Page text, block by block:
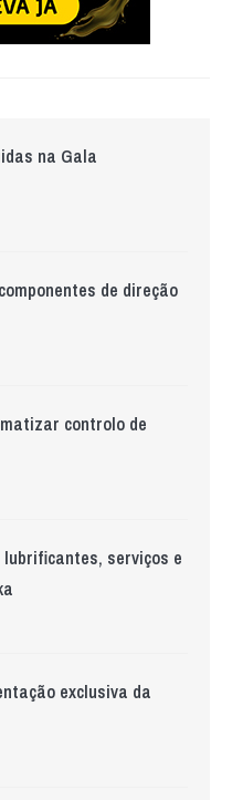
na Gala
de direção
controlo de
serviços e
exclusiva da